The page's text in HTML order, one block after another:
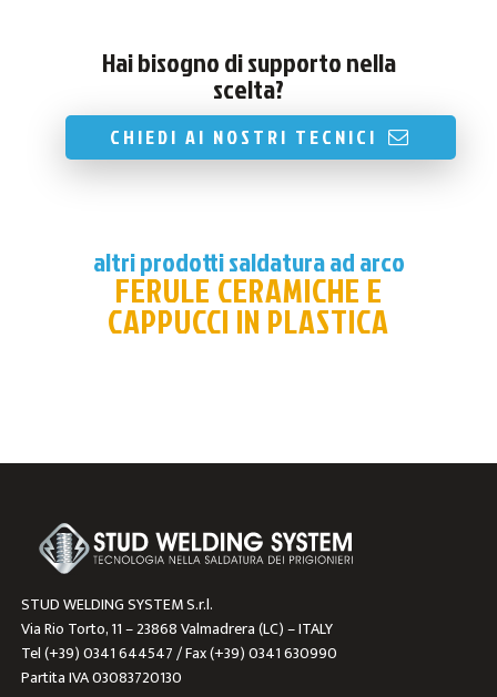
Hai bisogno di supporto nella
scelta?
CHIEDI AI NOSTRI TECNICI
altri prodotti saldatura ad arco
FERULE CERAMICHE E
CAPPUCCI IN PLASTICA
STUD WELDING SYSTEM S.r.l.
Via Rio Torto, 11 – 23868 Valmadrera (LC) – ITALY
Tel (+39) 0341 644547 / Fax (+39) 0341 630990
Partita IVA 03083720130